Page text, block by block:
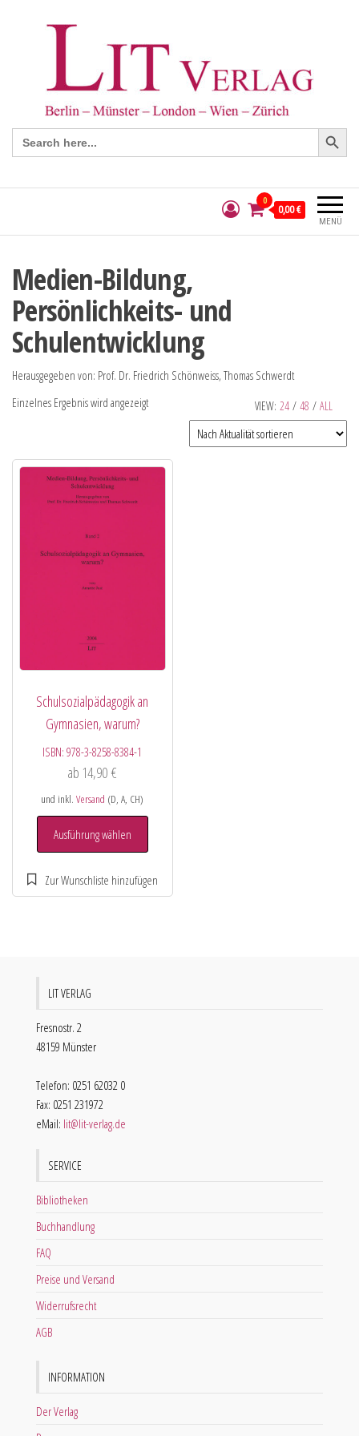
Search
for:
Search Button
MENÜ
0
0,00 €
Medien-Bildung,
Persönlichkeits- und
Schulentwicklung
Herausgegeben von: Prof. Dr. Friedrich Schönweiss, Thomas Schwerdt
VIEW: 24 / 48 / ALL
Einzelnes Ergebnis wird angezeigt
Schulsozialpädagogik an
Gymnasien, warum?
ISBN:978-3-8258-8384-1
ab 14,90€
und inkl.Versand (D, A, CH)
Ausführung wählen
LIT VERLAG
Fresnostr. 2
48159 Münster
Telefon: 0251 62032 0
Fax: 0251 231972
eMail: lit@lit-verlag.de
SERVICE
Bibliotheken
Buchhandlung
FAQ
Preise und Versand
Widerrufsrecht
AGB
INFORMATION
Der Verlag